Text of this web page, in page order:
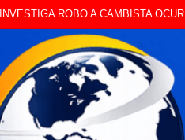
POR MOTOS QUE CIRCULAN